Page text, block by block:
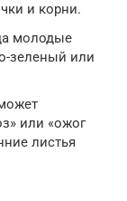
и корни.
молодые
зеленый или
или «ожог
листья